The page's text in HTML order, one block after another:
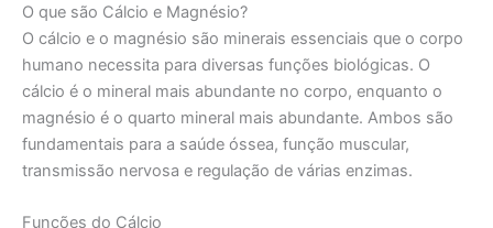
O que são Cálcio e Magnésio?
O cálcio e o magnésio são minerais essenciais que o corpo
humano necessita para diversas funções biológicas. O
cálcio é o mineral mais abundante no corpo, enquanto o
magnésio é o quarto mineral mais abundante. Ambos são
fundamentais para a saúde óssea, função muscular,
transmissão nervosa e regulação de várias enzimas.
Funções do Cálcio